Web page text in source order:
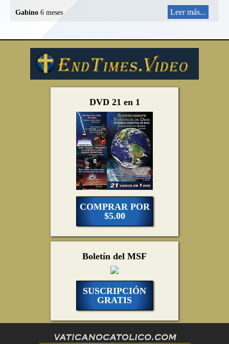
Gabino 6 meses Leer más...
DVD 21 en 1
COMPRAR POR
$5.00
Boletín del MSF
SUSCRIPCIÓN
GRATIS